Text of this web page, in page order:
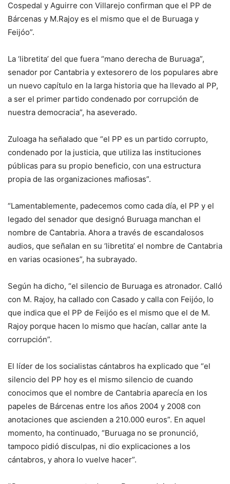
Cospedal y Aguirre con Villarejo confirman que el PP de
Bárcenas y M.Rajoy es el mismo que el de Buruaga y
Feijóo”.
La ‘libretita’ del que fuera “mano derecha de Buruaga”,
senador por Cantabria y extesorero de los populares abre
un nuevo capítulo en la larga historia que ha llevado al PP,
a ser el primer partido condenado por corrupción de
nuestra democracia”, ha aseverado.
Zuloaga ha señalado que “el PP es un partido corrupto,
condenado por la justicia, que utiliza las instituciones
públicas para su propio beneficio, con una estructura
propia de las organizaciones mafiosas”.
“Lamentablemente, padecemos como cada día, el PP y el
legado del senador que designó Buruaga manchan el
nombre de Cantabria. Ahora a través de escandalosos
audios, que señalan en su ‘libretita’ el nombre de Cantabria
en varias ocasiones”, ha subrayado.
Según ha dicho, “el silencio de Buruaga es atronador. Calló
con M. Rajoy, ha callado con Casado y calla con Feijóo, lo
que indica que el PP de Feijóo es el mismo que el de M.
Rajoy porque hacen lo mismo que hacían, callar ante la
corrupción”.
El líder de los socialistas cántabros ha explicado que “el
silencio del PP hoy es el mismo silencio de cuando
conocimos que el nombre de Cantabria aparecía en los
papeles de Bárcenas entre los años 2004 y 2008 con
anotaciones que ascienden a 210.000 euros”. En aquel
momento, ha continuado, “Buruaga no se pronunció,
tampoco pidió disculpas, ni dio explicaciones a los
cántabros, y ahora lo vuelve hacer”.